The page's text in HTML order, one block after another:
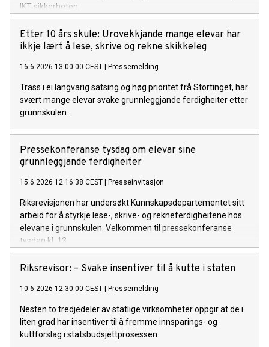
IKT-sikkerheten.
Etter 10 års skule: Urovekkjande mange elevar har
ikkje lært å lese, skrive og rekne skikkeleg
16.6.2026 13:00:00 CEST Pressemelding
Trass i ei langvarig satsing og høg prioritet frå Stortinget, har
svært mange elevar svake grunnleggjande ferdigheiter etter
grunnskulen.
Pressekonferanse tysdag om elevar sine
grunnleggjande ferdigheiter
15.6.2026 12:16:38 CEST Presseinvitasjon
Riksrevisjonen har undersøkt Kunnskapsdepartementet sitt
arbeid for å styrkje lese-, skrive- og rekneferdigheitene hos
elevane i grunnskulen. Velkommen til pressekonferanse
tysdag kl. 13.
Riksrevisor: – Svake insentiver til å kutte i staten
10.6.2026 12:30:00 CEST Pressemelding
Nesten to tredjedeler av statlige virksomheter oppgir at de i
liten grad har insentiver til å fremme innsparings- og
kuttforslag i statsbudsjettprosessen.